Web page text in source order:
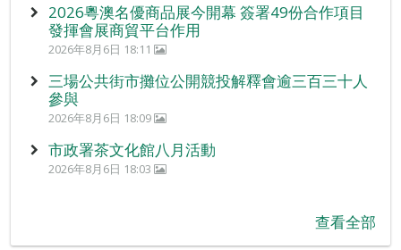
2026粵澳名優商品展今開幕 簽署49份合作項目
發揮會展商貿平台作用
2026年8月6日 18:11
三場公共街市攤位公開競投解釋會逾三百三十人
參與
2026年8月6日 18:09
市政署茶文化館八月活動
2026年8月6日 18:03
查看全部